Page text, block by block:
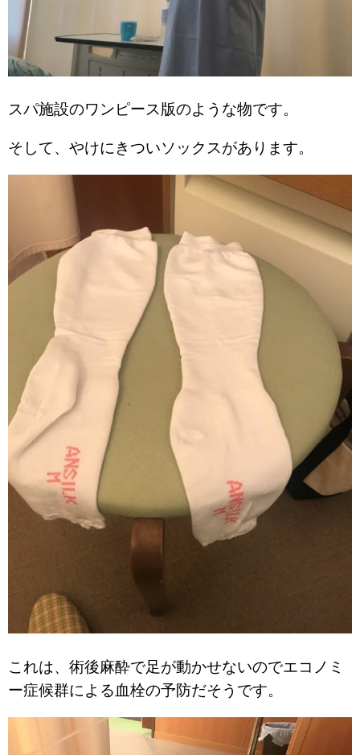
スパ施設のワンピース版のような物です。
そして、やけにきついソックスがあります。
これは、術後麻酔で足が動かせないのでエコノミ
ー症候群による血栓の予防だそうです。